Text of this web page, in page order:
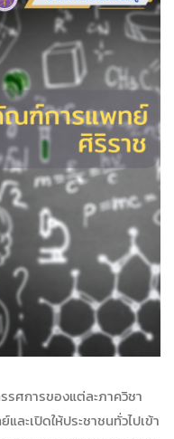
ศการของแต่ละภาควิชา
ละเปิดให้ประชาชนทั่วไปเข้า